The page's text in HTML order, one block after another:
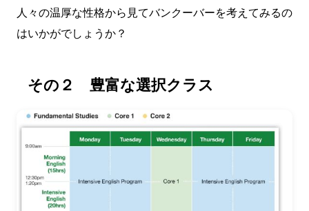
人々の温厚な性格から見てバンクーバーを考えてみるの
はいかがでしょうか？
その２ 豊富な選択クラス